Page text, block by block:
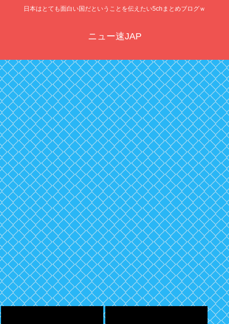
日本はとても面白い国だということを伝えたい5chまとめブログｗ
ニュー速JAP